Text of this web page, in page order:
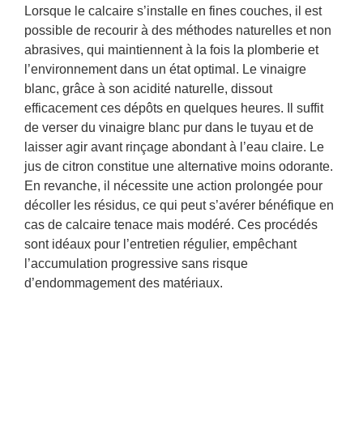
Lorsque le calcaire s’installe en fines couches, il est
possible de recourir à des méthodes naturelles et non
abrasives, qui maintiennent à la fois la plomberie et
l’environnement dans un état optimal. Le vinaigre
blanc, grâce à son acidité naturelle, dissout
efficacement ces dépôts en quelques heures. Il suffit
de verser du vinaigre blanc pur dans le tuyau et de
laisser agir avant rinçage abondant à l’eau claire. Le
jus de citron constitue une alternative moins odorante.
En revanche, il nécessite une action prolongée pour
décoller les résidus, ce qui peut s’avérer bénéfique en
cas de calcaire tenace mais modéré. Ces procédés
sont idéaux pour l’entretien régulier, empêchant
l’accumulation progressive sans risque
d’endommagement des matériaux.